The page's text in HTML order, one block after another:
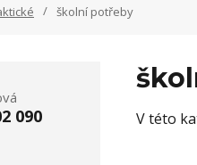
školní potřeby
V této
090